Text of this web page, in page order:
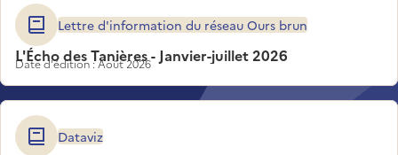
Lettre d'information du réseau Ours brun
L'Écho des Tanières - Janvier-juillet 2026
Date d'édition : Août 2026
Dataviz